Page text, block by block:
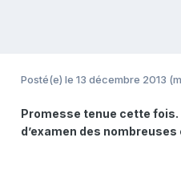
Posté(e) le 13 décembre 2013
Promesse tenue cette fois.
d’examen des